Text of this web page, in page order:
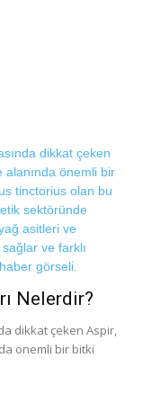
Nelerdir?
dikkat çeken Aspir,
önemli bir bitki